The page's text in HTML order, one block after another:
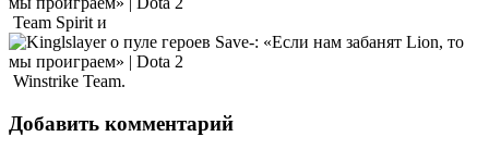
Team Spirit и
Winstrike Team.
Добавить комментарий